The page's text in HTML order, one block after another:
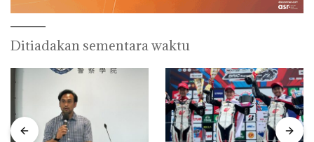
Ditiadakan sementara waktu